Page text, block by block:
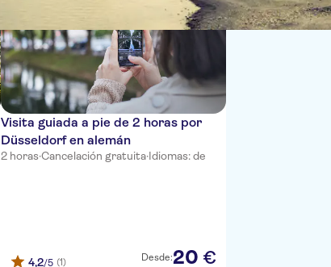
Visita guiada a pie de 2 horas por
Düsseldorf en alemán
2 horas·Cancelación gratuita·Idiomas: de
4,2/5 (1) Desde:20 €